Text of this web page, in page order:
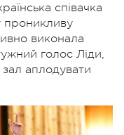
співачка
проникливу
виконала
голос Ліди,
аплодувати